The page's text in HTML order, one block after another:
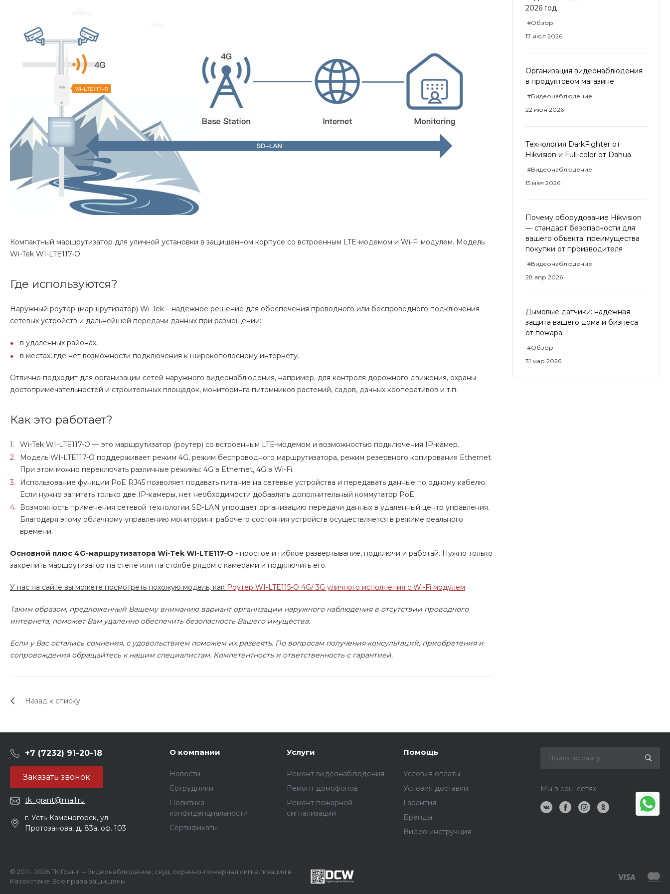
2026 год
#Обзор
17 июл 2026
Организация видеонаблюдения
в продуктовом магазине
#Видеонаблюдение
22 июн 2026
Технология DarkFighter от
Hikvision и Full-color от Dahua
#Видеонаблюдение
15 мая 2026
Почему оборудование Hikvision
— стандарт безопасности для
вашего объекта: преимущества
покупки от производителя
#Видеонаблюдение
28 апр 2026
Дымовые датчики: надежная
защита вашего дома и бизнеса
от пожара
#Обзор
31 мар 2026
Компактный маршрутизатор для уличной установки в защищенном корпусе со встроенным LTE-модемом и Wi-Fi модулем. Модель
Wi-Tek WI-LTE117-O.
Где используются?
Наружный роутер (маршрутизатор) Wi-Tek – надежное решение для обеспечения проводного или беспроводного подключения
сетевых устройств и дальнейшей передачи данных при размещении:
в удаленных районах,
в местах, где нет возможности подключения к широкополосному интернету.
Отлично подходит для организации сетей наружного видеонаблюдения, например, для контроля дорожного движения, охраны
достопримечательностей и строительных площадок, мониторинга питомников растений, садов, дачных кооперативов и т.п.
Как это работает?
Wi-Tek WI-LTE117-O — это маршрутизатор (роутер) со встроенным LTE-модемом и возможностью подключения IP-камер.
Модель WI-LTE117-O поддерживает режим 4G, режим беспроводного маршрутизатора, режим резервного копирования Ethernet.
При этом можно переключать различные режимы: 4G в Ethernet, 4G в Wi-Fi.
Использование функции PoE RJ45 позволяет подавать питание на сетевые устройства и передавать данные по одному кабелю.
Если нужно запитать только две IP-камеры, нет необходимости добавлять дополнительный коммутатор PoE.
Возможность применения сетевой технологии SD-LAN упрощает организацию передачи данных в удаленный центр управления.
Благодаря этому облачному управлению мониторинг рабочего состояния устройств осуществляется в режиме реального
времени.
Основной плюс 4G-маршрутизатора Wi-Tek WI-LTE117-O - простое и гибкое развертывание, подключи и работай. Нужно только
закрепить маршрутизатор на стене или на столбе рядом с камерами и подключить его.
У нас на сайте вы можете посмотреть похожую модель, как Роутер WI-LTE115-O 4G/ 3G уличного исполнения с Wi-Fi модулем
Таким образом, предложенный Вашему вниманию вариант организации наружного наблюдения в отсутствии проводного
интернета, поможет Вам удаленно обеспечить безопасность Вашего имущества.
Если у Вас остались сомнения, с удовольствием поможем их развеять. По вопросам получения консультаций, приобретения и
сопровождения обращайтесь к нашим специалистам. Компетентность и ответственность с гарантией.
Назад к списку
+7 (7232) 91-20-18
Заказать звонок
tk_grant@mail.ru
г. Усть-Каменогорск, ул.
Протозанова, д. 83а, оф. 103
О компании
Новости
Сотрудники
Политика
конфиденциальности
Сертификаты
Услуги
Ремонт видеонаблюдения
Ремонт домофонов
Ремонт пожарной
сигнализации
Помощь
Условия оплаты
Условия доставки
Гарантия
Бренды
Видео инструкция
Мы в соц. сетях
© 2011 - 2026 ТК Грант: – Видеонаблюдение, скуд, охранно-пожарная сигнализация в
Казахстане, Все права защищены